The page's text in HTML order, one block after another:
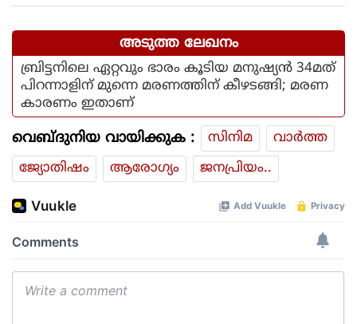
അടുത്ത ലേഖനം
ബ്രിട്ടനിലെ ഏറ്റവും ഭാരം കൂടിയ മനുഷ്യന്‍ 34മത്
പിറന്നാളിന് മുന്നെ മരണത്തിന് കീഴടങ്ങി; മരണ
കാരണം ഇതാണ്
വെബ്ദുനിയ വായിക്കുക : സിനിമ
വാര്‍ത്ത
ജ്യോതിഷം
ആരോഗ്യം ജനപ്രിയം..